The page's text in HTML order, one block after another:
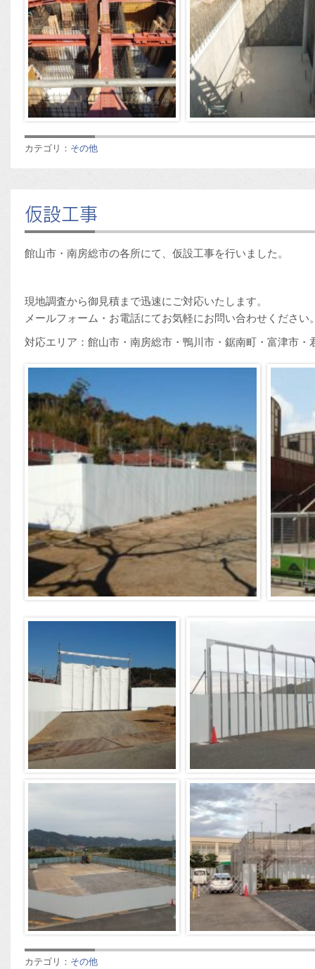
カテゴリ： その他
仮設工事
館山市・南房総市の各所にて、仮設工事を行いました。
現地調査から御見積まで迅速にご対応いたします。
メールフォーム・お電話にてお気軽にお問い合わせください
対応エリア：館山市・南房総市・鴨川市・鋸南町・富津市・
カテゴリ： その他